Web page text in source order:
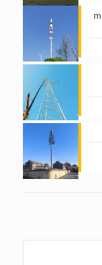
برج آنتن مخابراتی تک قطبی | 25مشخصات فنی m